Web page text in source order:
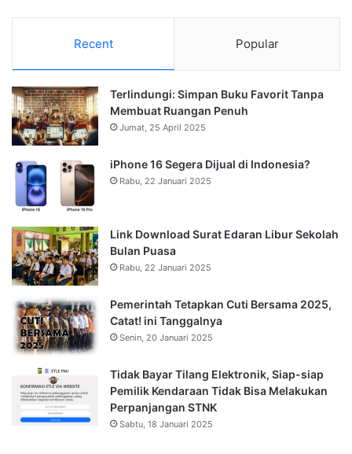
Recent Popular
Terlindungi: Simpan Buku Favorit Tanpa
Membuat Ruangan Penuh
Jumat, 25 April 2025
iPhone 16 Segera Dijual di Indonesia?
Rabu, 22 Januari 2025
Link Download Surat Edaran Libur Sekolah
Bulan Puasa
Rabu, 22 Januari 2025
Pemerintah Tetapkan Cuti Bersama 2025,
Catat! ini Tanggalnya
Senin, 20 Januari 2025
Tidak Bayar Tilang Elektronik, Siap-siap
Pemilik Kendaraan Tidak Bisa Melakukan
Perpanjangan STNK
Sabtu, 18 Januari 2025